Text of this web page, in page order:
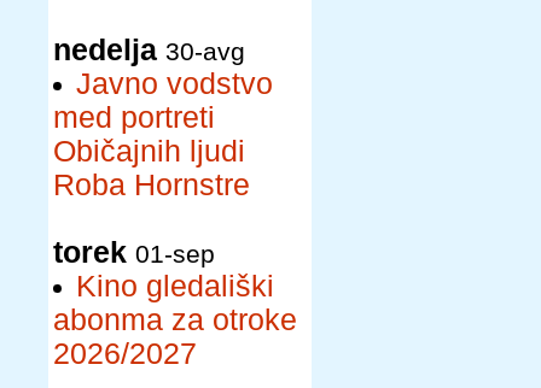
nedelja 30-avg
Javno vodstvo
med portreti
Običajnih ljudi
Roba Hornstre
torek 01-sep
Kino gledališki
abonma za otroke
2026/2027